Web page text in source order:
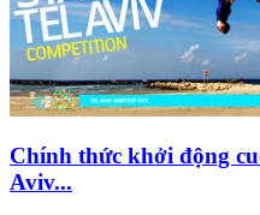
Chính thức khởi động
Aviv...